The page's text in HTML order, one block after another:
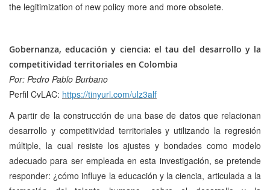
the legitimization of new policy more and more obsolete.
Gobernanza, educación y ciencia: el tau del desarrollo y la
competitividad territoriales en Colombia
Por: Pedro Pablo Burbano
Perfil CvLAC: https://tinyurl.com/ulz3alf
A partir de la construcción de una base de datos que relacionan
desarrollo y competitividad territoriales y utilizando la regresión
múltiple, la cual resiste los ajustes y bondades como modelo
adecuado para ser empleada en esta investigación, se pretende
responder: ¿cómo influye la educación y la ciencia, articulada a la